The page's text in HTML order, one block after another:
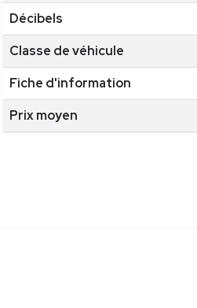
Décibels
Classe de véhicule
Fiche d'information
Prix moyen